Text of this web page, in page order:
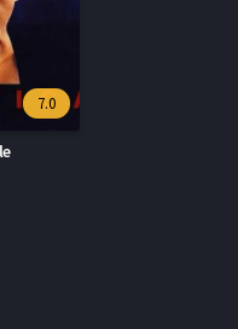
7.0